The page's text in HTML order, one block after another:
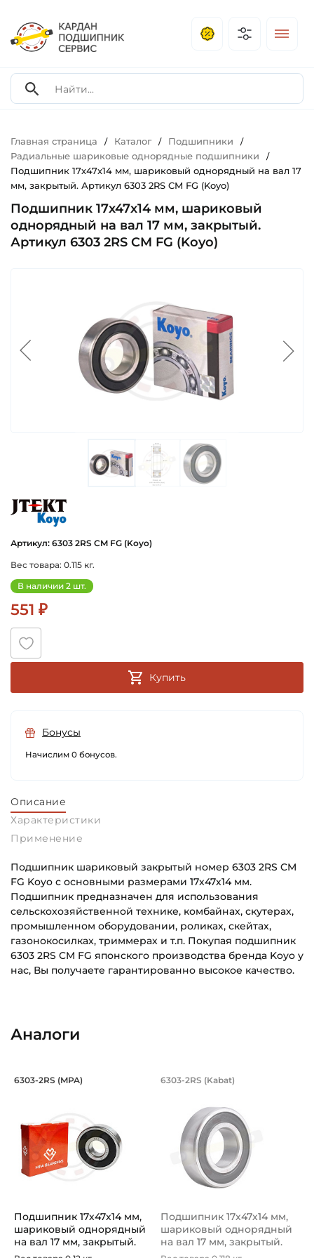
Главная страница / Каталог / Подшипники /
Радиальные шариковые однорядные подшипники /
Подшипник 17х47х14 мм, шариковый однорядный на вал 17
мм, закрытый. Артикул 6303 2RS CM FG (Koyo)
Подшипник 17х47х14 мм, шариковый
однорядный на вал 17 мм, закрытый.
Артикул 6303 2RS CM FG (Koyo)
Артикул: 6303 2RS CM FG (Koyo)
Вес товара: 0.115 кг.
В наличии 2 шт.
551 ₽
Купить
Бонусы
Начислим 0 бонусов.
Описание
Характеристики
Применение
Подшипник шариковый закрытый номер 6303 2RS CM
FG Koyo с основными размерами 17х47х14 мм.
Подшипник предназначен для использования
сельскохозяйственной технике, комбайнах, скутерах,
промышленном оборудовании, роликах, скейтах,
газонокосилках, триммерах и т.п. Покупая подшипник
6303 2RS CM FG японского производства бренда Koyo у
нас, Вы получаете гарантированно высокое качество.
Наружный диаметр (D):
Ширина внутреннего кольца (B):
Ширина наружного кольца (С):
14 мм
Тип посадочного отверстия на вал:
Тип наружного кольца:
Цилиндрическое
Категория:
Аналоги
Подшипник 17х47х14 мм, шариковый
6303-2RS (MPA)
Подшипник 17х47х14 мм,
шариковый однорядный
на вал 17 мм, закрытый.
Арт...
Подшипник
6303-2RS (Kabat)
Подшипник 17х47х14 мм,
шариковый однорядный
на вал 17 мм, закрытый.
Арт...